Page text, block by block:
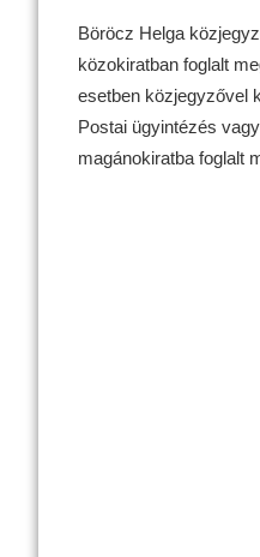
Böröcz Helga
közokiratban foglalt
esetben közjegyzővel
Postai ügyintézés
magánokiratba foglalt